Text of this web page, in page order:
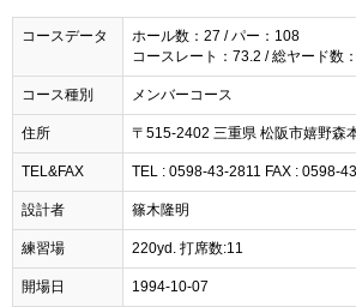
コースデータ
ホール数：27 / パー：108
コースレート：73.2 / 総ヤード数
コース種別 メンバーコース
住所 〒515-2402 三重県 松阪市嬉野森
TEL&FAX TEL : 0598-43-2811 FAX : 0598-
設計者 篠木隆明
練習場 220yd. 打席数:11
開場日 1994-10-07